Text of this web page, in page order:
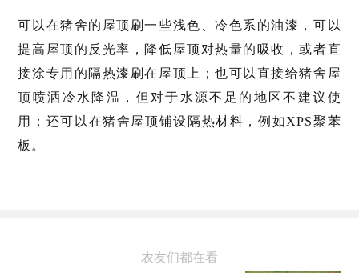
可以在猪舍的屋顶刷一些浅色、冷色系的油漆，可以
提高屋顶的反光率，降低屋顶对热量的吸收，或者直
接涂专用的隔热漆刷在屋顶上；也可以直接给猪舍屋
顶喷洒冷水降温，但对于水源不足的地区不建议使
用；还可以在猪舍屋顶铺设隔热材料，例如XPS聚苯
板。
农友们都在看